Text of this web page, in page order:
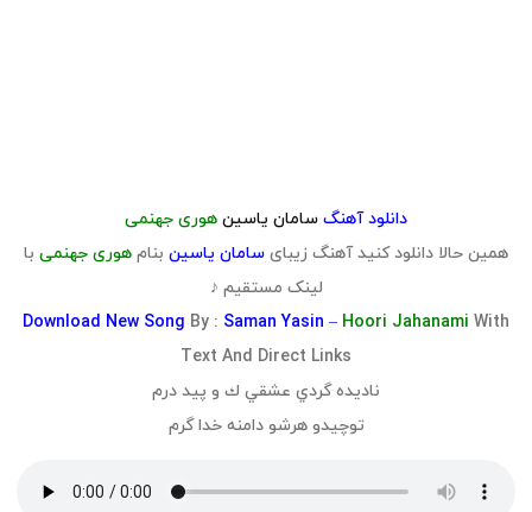
دانلود آهنگ سامان یاسین هوری جهنمی
همین حالا دانلود کنید آهنگ زیبای سامان یاسین بنام هوری جهنمی با
لینک مستقیم ♪
Download New Song By : Saman Yasin – Hoori Jahanami With
Text And Direct Links
ناديده گردي عشقي ك و پيد درم
توچيدو هرشو دامنه خدا گرم